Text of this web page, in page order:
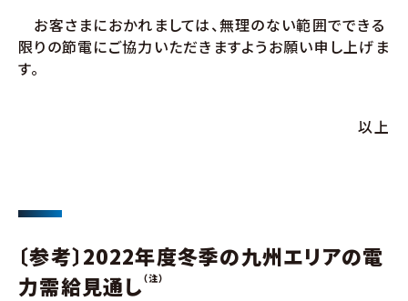
お客さまにおかれましては、無理のない範囲でできる
限りの節電にご協力いただきますようお願い申し上げま
す。
以上
〔参考〕2022年度冬季の九州エリアの電
力需給見通し（注）